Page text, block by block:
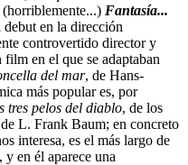
Fantasía...
en la dirección
controvertido director y
en el que se adaptaban
del mar, de Hans-
más popular es, por
tres pelos del diablo, de los
L. Frank Baum; en concreto
interesa, es el más largo de
en él aparece una